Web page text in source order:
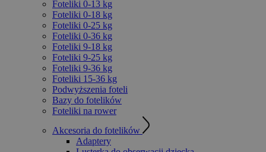
Foteliki 0-13 kg
Foteliki 0-18 kg
Foteliki 0-25 kg
Foteliki 0-36 kg
Foteliki 9-18 kg
Foteliki 9-25 kg
Foteliki 9-36 kg
Foteliki 15-36 kg
Podwyższenia foteli
Bazy do fotelików
Foteliki na rower
Akcesoria do fotelików
Adaptery